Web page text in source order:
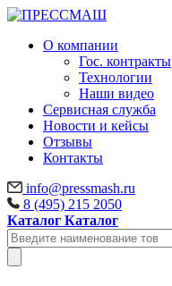
О компании
Гос. контракты
Технологии
Наши видео
Сервисная служба
Новости и кейсы
Отзывы
Контакты
info@pressmash.ru
8 (495) 215 2050
Каталог Каталог